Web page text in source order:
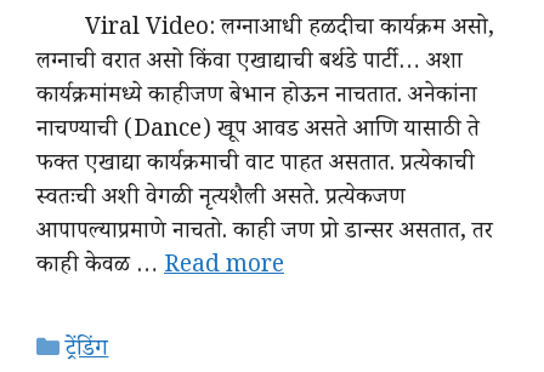
Viral Video: लग्नाआधी हळदीचा कार्यक्रम असो,
लग्नाची वरात असो किंवा एखाद्याची बर्थडे पार्टी… अशा
कार्यक्रमांमध्ये काहीजण बेभान होऊन नाचतात. अनेकांना
नाचण्याची (Dance) खूप आवड असते आणि यासाठी ते
फक्त एखाद्या कार्यक्रमाची वाट पाहत असतात. प्रत्येकाची
स्वतःची अशी वेगळी नृत्यशैली असते. प्रत्येकजण
आपापल्याप्रमाणे नाचतो. काही जण प्रो डान्सर असतात, तर
काही केवळ … Read more
Categories
ट्रेंडिंग